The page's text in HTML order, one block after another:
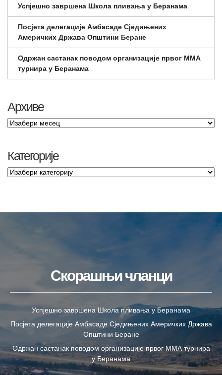
Успјешно завршена Школа пливања у Беранама
Посјета делегације Амбасаде Сједињених
Америчких Држава Општини Беране
Одржан састанак поводом организације првог ММА
турнира у Беранама
Архиве
Категорије
Скорашњи чланци
Успјешно завршена Школа пливања у Беранама
Посјета делегације Амбасаде Сједињених Америчких Држава
Општини Беране
Одржан састанак поводом организације првог ММА турнира
у Беранама